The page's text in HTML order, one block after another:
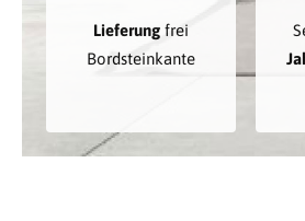
Lieferung frei
Bordsteinkante